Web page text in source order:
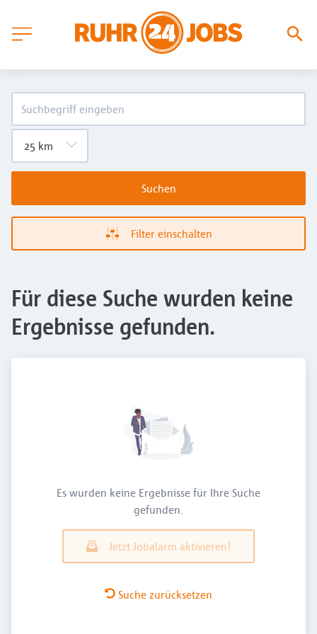
Suchen
Filter einschalten
Für diese Suche wurden keine
Ergebnisse gefunden.
Es wurden keine Ergebnisse für Ihre Suche
gefunden.
Jetzt Jobalarm aktivieren!
Suche zurücksetzen